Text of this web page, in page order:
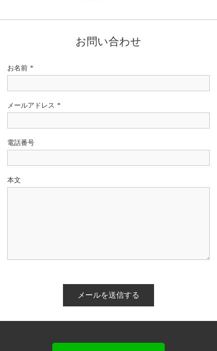
お問い合わせ
お名前 *
メールアドレス *
電話番号
本文